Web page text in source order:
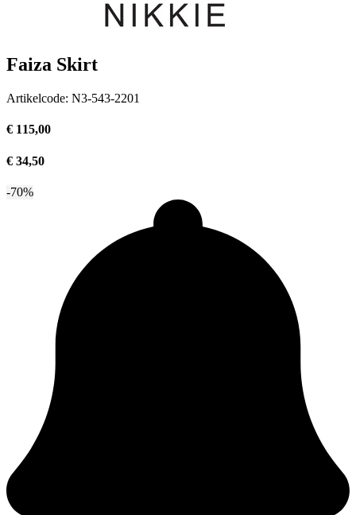
Faiza Skirt
Artikelcode: N3-543-2201
€ 115,00
€ 34,50
-70%